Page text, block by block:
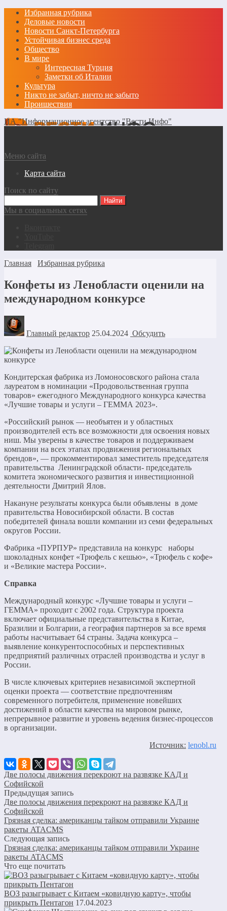
Избранная рубрика
Деловые новости
Новости Санкт-Петербурга
Устойчивая бизнес среда
Общество
В мире
Интересная Турция
Заметки об Италии
Культура
Никто не забыт, ничто не забыто
Проишествия
ИА "Информационное агентство "Вести Инфо"
Меню сайта
Карта сайта
Поиск по сайту
Мы в социальных сетях
Главная
Избранная рубрика
Конфеты из Ленобласти оценили на
международном конкурсе
Главный редактор 25.04.2024 Обсудить
Кондитерская фабрика из Ломоносовского района стала
лауреатом в номинации «Продовольственная группа
товаров» ежегодного Международного конкурса качества
«Лучшие товары и услуги – ГЕММА 2023».
«Российский рынок — необъятен и у областных
производителей есть все возможности для освоения новых
ниш. Мы уверены в качестве товаров и поддерживаем
компании на всех этапах продвижения региональных
брендов», — прокомментировал заместитель председателя
правительства Ленинградской области- председатель
комитета экономического развития и инвестиционной
деятельности Дмитрий Ялов.
Накануне результаты конкурса были объявлены в доме
правительства Новосибирской области. В состав
победителей финала вошли компании из семи федеральных
округов России.
Фабрика «ПУРПУР» представила на конкурс наборы
шоколадных конфет «Трюфель с кешью», «Трюфель с кофе»
и «Великие мастера России».
Справка
Международный конкурс «Лучшие товары и услуги –
ГЕММА» проходит с 2002 года. Структура проекта
включает официальные представительства в Китае,
Бразилии и Болгарии, а география партнеров за все время
работы насчитывает 64 страны. Задача конкурса –
выявление конкурентоспособных и перспективных
предприятий различных отраслей производства и услуг в
России.
В числе ключевых критериев независимой экспертной
оценки проекта — соответствие предпочтениям
современного потребителя, применение новейших
достижений в области качества на мировом рынке,
непрерывное развитие и уровень ведения бизнес-процессов
в организации.
Источник: lenobl.ru
Две полосы движения перекроют на развязке КАД и
Софийской
Предыдущая запись
Две полосы движения перекроют на развязке КАД и
Софийской
Грязная сделка: американцы тайком отправили Украине
ракеты ATACMS
Следующая запись
Грязная сделка: американцы тайком отправили Украине
ракеты ATACMS
Что еще почитать
ВОЗ разыгрывает с Китаем «ковидную карту», чтобы
прикрыть Пентагон 17.04.2023